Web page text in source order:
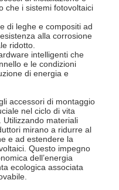
che i sistemi fotovoltaici
di leghe e compositi ad
alla corrosione
ridotto.
intelligenti che
e le condizioni
di energia e
accessori di montaggio
nel ciclo di vita
Utilizzando materiali
mirano a ridurre al
e ad estendere la
Questo impegno
dell’energia
ecologica associata